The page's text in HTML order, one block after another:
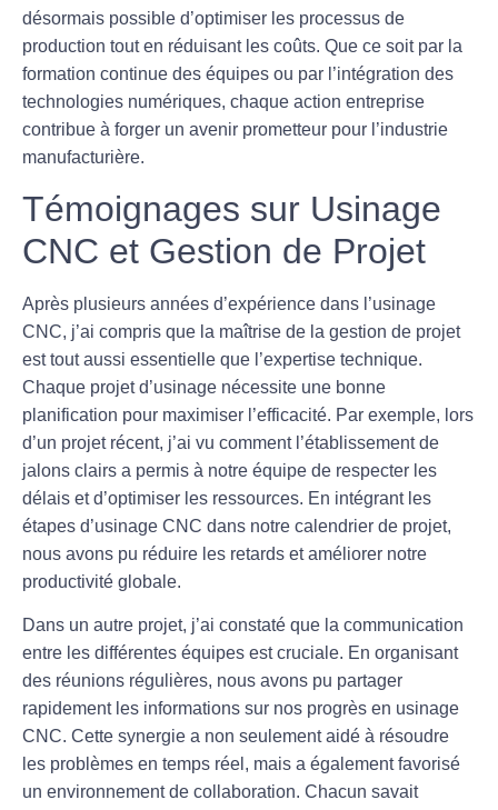
désormais possible d’optimiser les processus de
production tout en réduisant les coûts. Que ce soit par la
formation continue des équipes ou par l’intégration des
technologies numériques, chaque action entreprise
contribue à forger un avenir prometteur pour l’industrie
manufacturière.
Témoignages sur Usinage
CNC et Gestion de Projet
Après plusieurs années d’expérience dans l’usinage
CNC, j’ai compris que la maîtrise de la gestion de projet
est tout aussi essentielle que l’expertise technique.
Chaque projet d’usinage nécessite une bonne
planification pour maximiser l’efficacité. Par exemple, lors
d’un projet récent, j’ai vu comment l’établissement de
jalons clairs a permis à notre équipe de respecter les
délais et d’optimiser les ressources. En intégrant les
étapes d’usinage CNC dans notre calendrier de projet,
nous avons pu réduire les retards et améliorer notre
productivité globale.
Dans un autre projet, j’ai constaté que la communication
entre les différentes équipes est cruciale. En organisant
des réunions régulières, nous avons pu partager
rapidement les informations sur nos progrès en usinage
CNC. Cette synergie a non seulement aidé à résoudre
les problèmes en temps réel, mais a également favorisé
un environnement de collaboration. Chacun savait